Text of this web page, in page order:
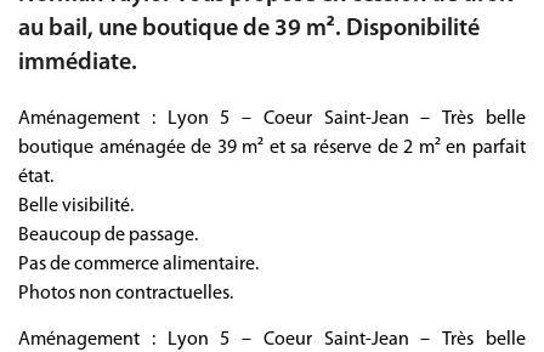
au bail, une boutique de 39 m². Disponibilité
immédiate.
Aménagement : Lyon 5 – Coeur Saint-Jean – Très belle
boutique aménagée de 39 m² et sa réserve de 2 m² en parfait
état.
Belle visibilité.
Beaucoup de passage.
Pas de commerce alimentaire.
Photos non contractuelles.
Aménagement : Lyon 5 – Coeur Saint-Jean – Très belle